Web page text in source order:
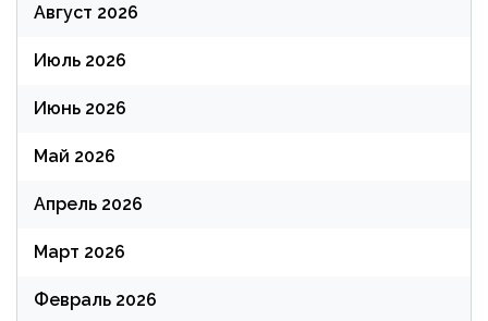
Август 2026
Июль 2026
Июнь 2026
Май 2026
Апрель 2026
Март 2026
Февраль 2026